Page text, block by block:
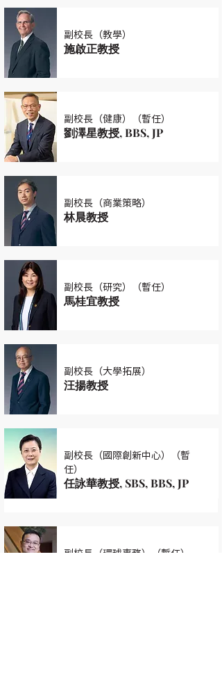
副校長（教學）
施啟正教授
副校長（健康）（暫任）
劉澤星教授, BBS, JP
副校長（商業策略）
林晨教授
副校長（研究）（暫任）
馬桂宜教授
副校長（大學拓展）
汪揚教授
副校長（國際創新中心）（暫
任）
任詠華教授, SBS, BBS, JP
副校長（環球事務）（暫任）